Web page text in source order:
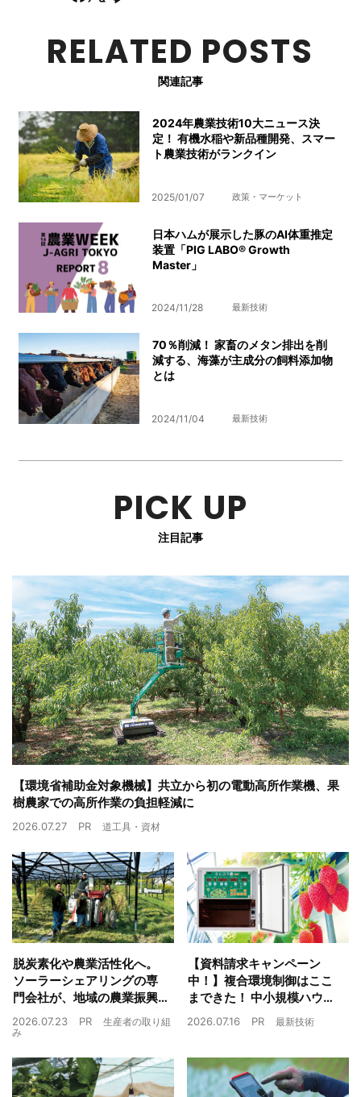
RELATED POSTS
関連記事
2024年農業技術10大ニュース決
定！ 有機水稲や新品種開発、スマー
ト農業技術がランクイン
2025/01/07 政策・マーケット
日本ハムが展示した豚のAI体重推定
装置「PIG LABO® Growth
Master」
2024/11/28 最新技術
70％削減！ 家畜のメタン排出を削
減する、海藻が主成分の飼料添加物
とは
2024/11/04 最新技術
PICK UP
注目記事
【環境省補助金対象機械】共立から初の電動高所作業機、果
樹農家での高所作業の負担軽減に
2026.07.27 PR 道工具・資材
脱炭素化や農業活性化へ。
ソーラーシェアリングの専
門会社が、地域の農業振興
や経済循環をワンストップ
でサポート
2026.07.23 PR
生産者の取り組
み
【資料請求キャンペーン
中！】複合環境制御はここ
まできた！ 中小規模ハウス
でも検討しやすい高コスパ
複合環境制御装置が誕生
2026.07.16 PR 最新技術